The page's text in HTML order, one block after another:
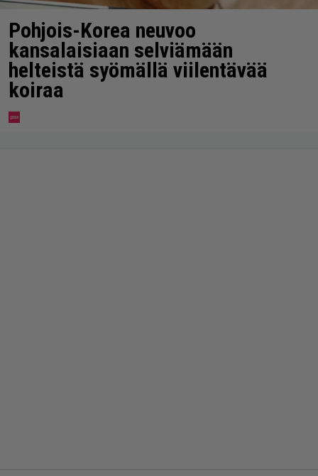
Pohjois-Korea neuvoo
kansalaisiaan selviämään
helteistä syömällä viilentävää
koiraa